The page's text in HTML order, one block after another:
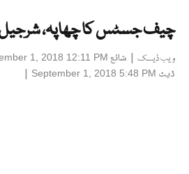
چیف جسٹس کا چھاپہ،
ویب ڈیسک | شائع 1, 2018 12:11 PM
ڈیٹ September 1, 2018 5:48 PM
|